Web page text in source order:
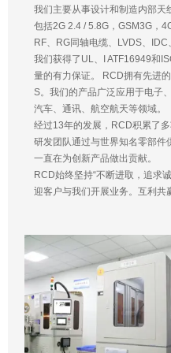
我们主要从事设计和制造内部天
包括2G 2.4 / 5.8G，GSM3G，
RF、RG同轴电缆、LVDS、IDC
我们获得了UL、I ATF16949和
量的有力保证。 RCD拥有先进
S。我们的产品广泛应用于电子
汽车、通讯、航空航天等领域。
经过13年的发展，RCD积累了
研发团队通过与世界知名零部件
一直在为创新产品做出贡献。
RCD始终坚持“不断进取，追求
迎客户与我们开展业务。互利共